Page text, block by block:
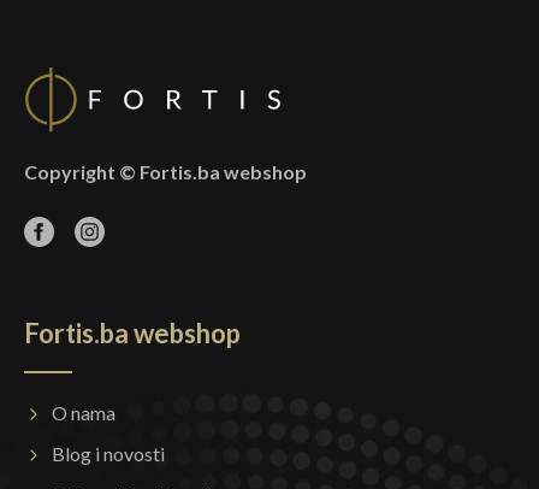
Copyright © Fortis.ba webshop
Fortis.ba webshop
O nama
Blog i novosti